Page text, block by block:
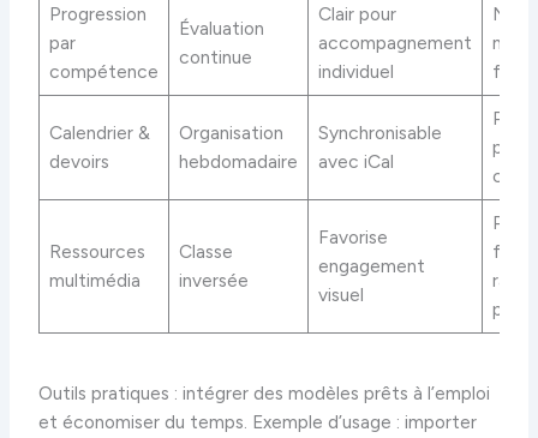
Progression
par
compétence
Évaluation
continue
Clair pour
accompagnement
individuel
Calendrier &
devoirs
Organisation
hebdomadaire
Synchronisable
avec iCal
Peu
pour
Ressources
multimédia
Classe
inversée
Favorise
engagement
visuel
Outils pratiques : intégrer des modèles prêts à l’emploi
et économiser du temps. Exemple d’usage : importer